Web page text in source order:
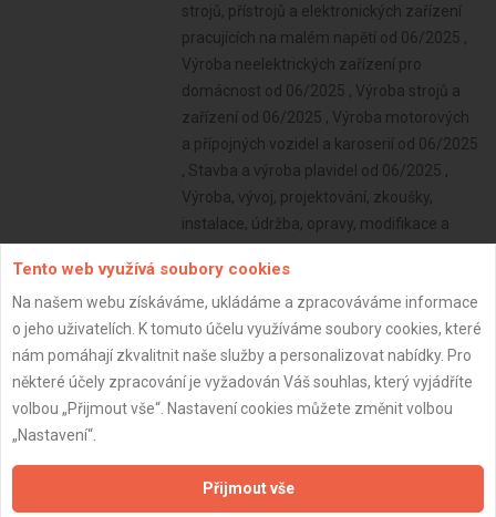
Tento web využívá soubory cookies
Na našem webu získáváme, ukládáme a zpracováváme informace
o jeho uživatelích. K tomuto účelu využíváme soubory cookies, které
nám pomáhají zkvalitnit naše služby a personalizovat nabídky. Pro
některé účely zpracování je vyžadován Váš souhlas, který vyjádříte
volbou „Přijmout vše“. Nastavení cookies můžete změnit volbou
„Nastavení“.
Přijmout vše